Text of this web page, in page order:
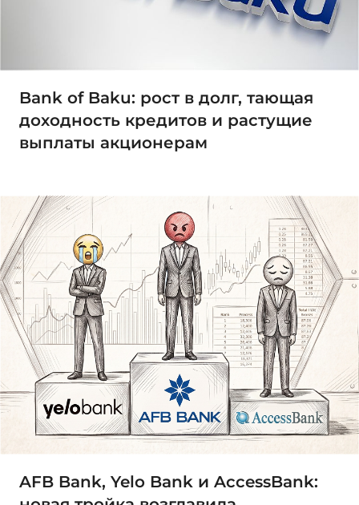
Bank of Baku: рост в долг, тающая
доходность кредитов и растущие
выплаты акционерам
AFB Bank, Yelo Bank и AccessBank: